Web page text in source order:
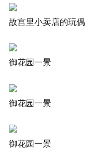
故宫里小卖店的玩偶
御花园一景
御花园一景
御花园一景